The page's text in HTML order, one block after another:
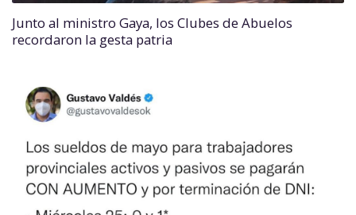
Junto al ministro Gaya, los Clubes de Abuelos
recordaron la gesta patria